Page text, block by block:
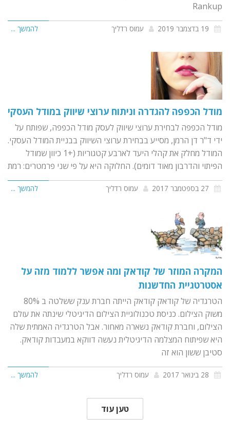
Rankup
עמוס רדליך להמשך ...
מודל הכפפה להגדרה וניתוח ערוצי שיווק במודל העסקי
מודל הכפפה לבחירת ערוצי שיווק לעסק מודל הכפפה, שפותח על
ידי ד"ר דן הרמן, מסייע בבחירת ערוצי השיווק בבניית המודל העסקי.
המודל מחלק את קהלי היעד לארבע קטגוריות (+1 כיוון שמודל
הפיתוי והדרבון מאוד דומים). החלוקה היא על פי שני פרמטרים: רמת
עמוס רדליך להמשך ...
המקרה המוזר של קודאק ומה אפשר ללמוד מזה על
אסטרטגיית החדשנות
הטרגדיה של קודאק קודאק הייתה חברת ענק ששלטה ב 80%
משוק הצילום. כניסת טכנולוגיית הצילום הדיגיטלי שינתה את עולם
הצילום, וחברת קודאק נשארה מאחור. אבל הטרגדיה האמתית שלה
היא שפיתוח המצלמה הדיגיטלית נעשה דווקא במעבדות קודאק.
סטיבן ששון הוא זה
עמוס רדליך להמשך ...
טען עוד